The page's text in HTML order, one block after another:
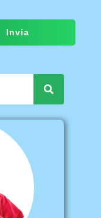
Invia